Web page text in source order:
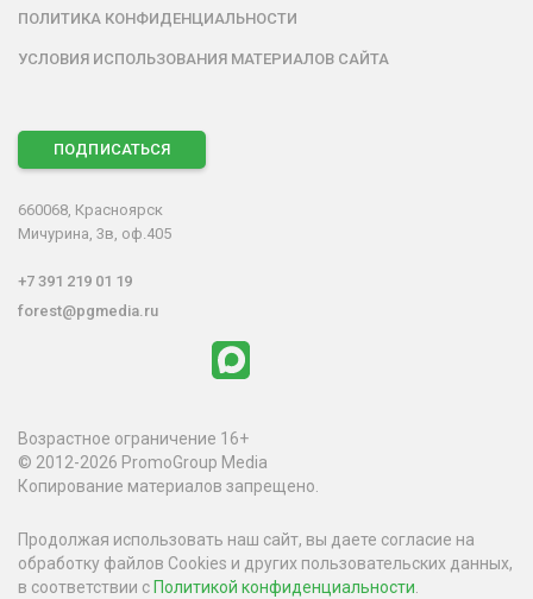
ПОЛИТИКА КОНФИДЕНЦИАЛЬНОСТИ
УСЛОВИЯ ИСПОЛЬЗОВАНИЯ МАТЕРИАЛОВ САЙТА
ПОДПИСАТЬСЯ
660068, Красноярск
Мичурина, 3в, оф.405
+7 391 219 01 19
forest@pgmedia.ru
Возрастное ограничение 16+
© 2012-2026 PromoGroup Media
Копирование материалов запрещено.
Продолжая использовать наш сайт, вы даете согласие на
обработку файлов Cookies и других пользовательских данных,
в соответствии с Политикой конфиденциальности.